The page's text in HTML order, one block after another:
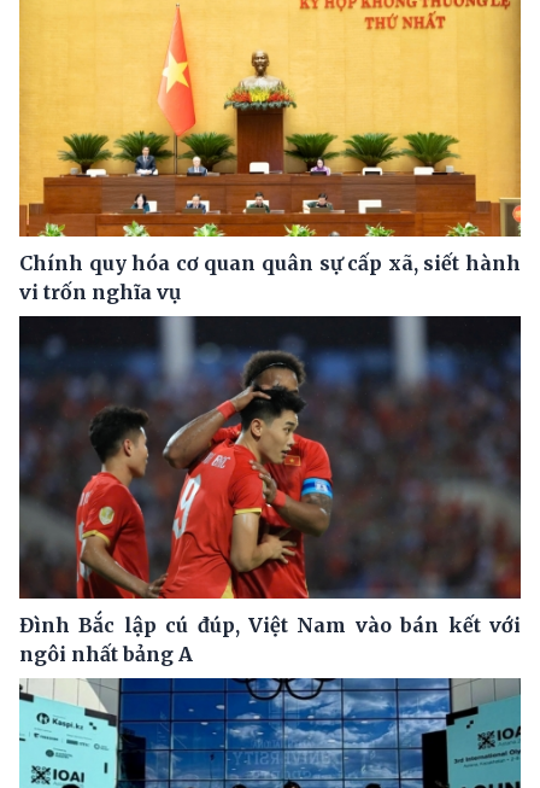
Chính quy hóa cơ quan quân sự cấp xã, siết hành
vi trốn nghĩa vụ
Đình Bắc lập cú đúp, Việt Nam vào bán kết với
ngôi nhất bảng A